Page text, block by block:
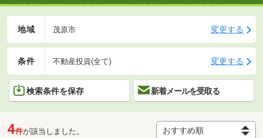
地域 茂原市 変更する
条件 不動産投資(全て) 変更する
検索条件を保存 新着メールを受取る
4件が該当しました。